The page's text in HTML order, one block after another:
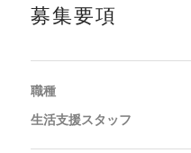
募集要項
職種
生活支援スタッフ